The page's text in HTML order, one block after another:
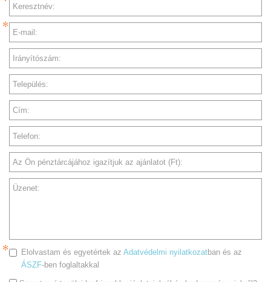
Keresztnév:
E-mail:
Irányítószám:
Település:
Cím:
Telefon:
Az Ön pénztárcájához igazítjuk az ajánlatot (Ft):
Üzenet:
Elolvastam és egyetértek az Adatvédelmi nyilatkozatban és az
ÁSZF-ben foglaltakkal